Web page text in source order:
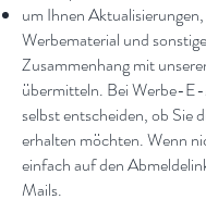
um Ihnen
Werbematerial und
Zusammenhang mit
übermitteln. Bei Werbe-
selbst entscheiden, ob Sie
erhalten möchten. Wenn
einfach auf den
Mails.